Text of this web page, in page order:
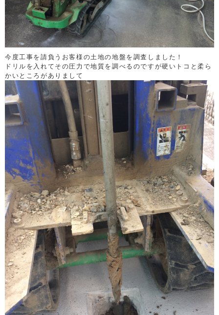
今度工事を請負うお客様の土地の地盤を調査しました！
ドリルを入れてその圧力で地質を調べるのですが硬いトコと柔ら
かいところがありまして